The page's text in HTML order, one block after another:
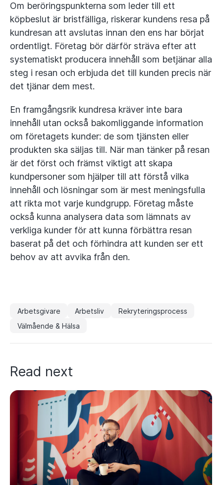
Om beröringspunkterna som leder till ett
köpbeslut är bristfälliga, riskerar kundens resa på
kundresan att avslutas innan den ens har börjat
ordentligt. Företag bör därför sträva efter att
systematiskt producera innehåll som betjänar alla
steg i resan och erbjuda det till kunden precis när
det tjänar dem mest.
En framgångsrik kundresa kräver inte bara
innehåll utan också bakomliggande information
om företagets kunder: de som tjänsten eller
produkten ska säljas till. När man tänker på resan
är det först och främst viktigt att skapa
kundpersoner som hjälper till att förstå vilka
innehåll och lösningar som är mest meningsfulla
att rikta mot varje kundgrupp. Företag måste
också kunna analysera data som lämnats av
verkliga kunder för att kunna förbättra resan
baserat på det och förhindra att kunden ser ett
behov av att avvika från den.
Arbetsgivare Arbetsliv
Rekryteringsprocess
Välmående & Hälsa
Read next